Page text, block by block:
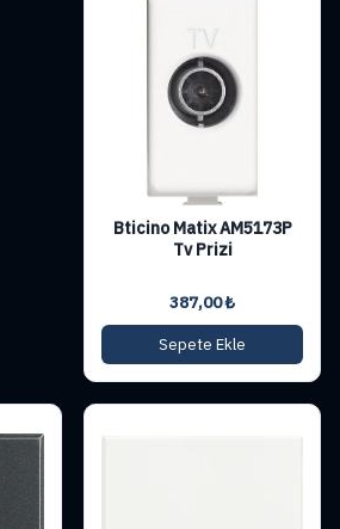
Bticino Matix AM5173P
Tv Prizi
387,00₺
Sepete Ekle